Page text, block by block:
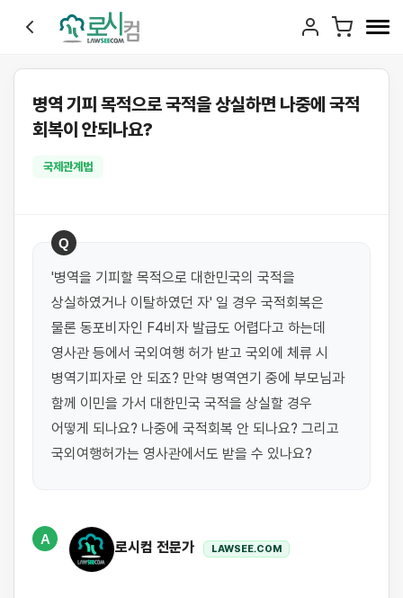
병역 기피 목적으로 국적을 상실하면 나중에 국적
회복이 안되나요?
국제관계법
Q
'병역을 기피할 목적으로 대한민국의 국적을
상실하였거나 이탈하였던 자' 일 경우 국적회복은
물론 동포비자인 F4비자 발급도 어렵다고 하는데
영사관 등에서 국외여행 허가 받고 국외에 체류 시
병역기피자로 안 되죠? 만약 병역연기 중에 부모님과
함께 이민을 가서 대한민국 국적을 상실할 경우
어떻게 되나요? 나중에 국적회복 안 되나요? 그리고
국외여행허가는 영사관에서도 받을 수 있나요?
A
로시컴 전문가 LAWSEE.COM